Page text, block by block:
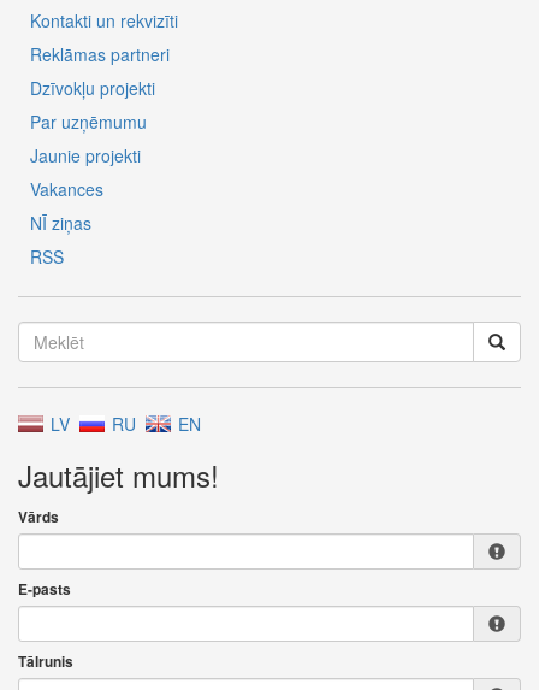
Kontakti un rekvizīti
Reklāmas partneri
Dzīvokļu projekti
Par uzņēmumu
Jaunie projekti
Vakances
NĪ ziņas
RSS
LV RU EN
Jautājiet mums!
Vārds
E-pasts
Tālrunis